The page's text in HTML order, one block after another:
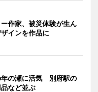
作家、被災体験が生ん
インを作品に
年の瀬に活気 別府駅の
など並ぶ